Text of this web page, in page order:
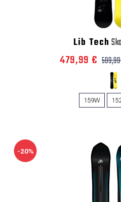
Lib Tech
479,99 €
159W
-20%